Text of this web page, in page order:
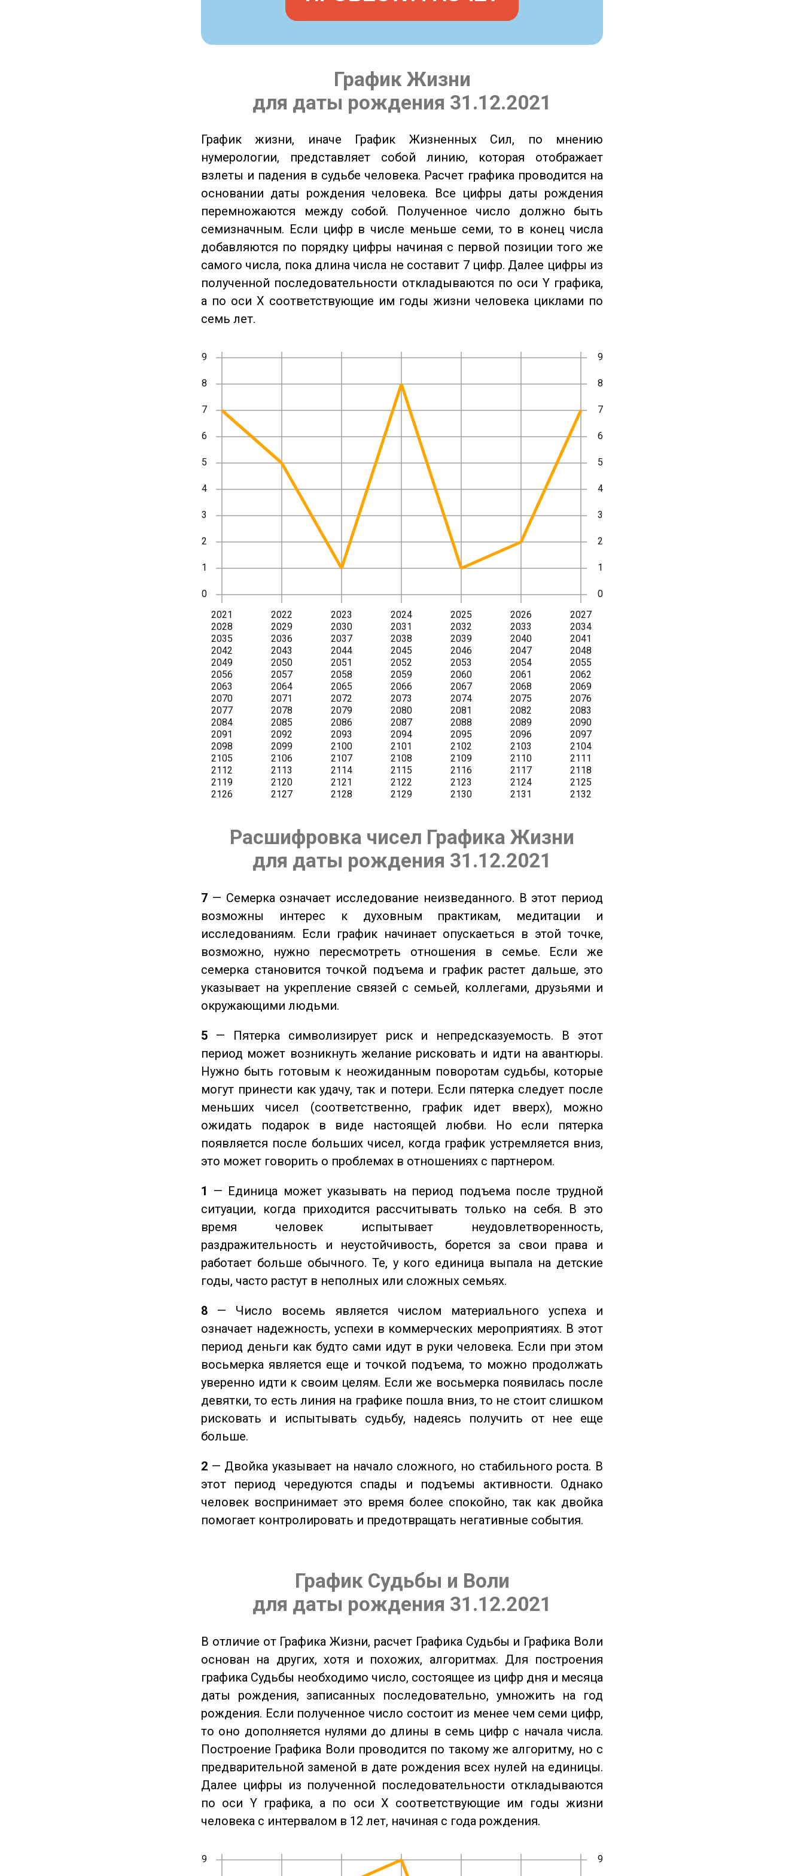
График Жизни
для даты рождения 31.12.2021
График жизни, иначе График Жизненных Сил, по мнению
нумерологии, представляет собой линию, которая отображает
взлеты и падения в судьбе человека. Расчет графика проводится на
основании даты рождения человека. Все цифры даты рождения
перемножаются между собой. Полученное число должно быть
семизначным. Если цифр в числе меньше семи, то в конец числа
добавляются по порядку цифры начиная с первой позиции того же
самого числа, пока длина числа не составит 7 цифр. Далее цифры из
полученной последовательности откладываются по оси Y графика,
а по оси X соответствующие им годы жизни человека циклами по
семь лет.
Расшифровка чисел Графика Жизни
для даты рождения 31.12.2021
7 — Семерка означает исследование неизведанного. В этот период
возможны интерес к духовным практикам, медитации и
исследованиям. Если график начинает опускаеться в этой точке,
возможно, нужно пересмотреть отношения в семье. Если же
семерка становится точкой подъема и график растет дальше, это
указывает на укрепление связей с семьей, коллегами, друзьями и
окружающими людьми.
5 — Пятерка символизирует риск и непредсказуемость. В этот
период может возникнуть желание рисковать и идти на авантюры.
Нужно быть готовым к неожиданным поворотам судьбы, которые
могут принести как удачу, так и потери. Если пятерка следует после
меньших чисел (соответственно, график идет вверх), можно
ожидать подарок в виде настоящей любви. Но если пятерка
появляется после больших чисел, когда график устремляется вниз,
это может говорить о проблемах в отношениях с партнером.
1 — Единица может указывать на период подъема после трудной
ситуации, когда приходится рассчитывать только на себя. В это
время человек испытывает неудовлетворенность,
раздражительность и неустойчивость, борется за свои права и
работает больше обычного. Те, у кого единица выпала на детские
годы, часто растут в неполных или сложных семьях.
8 — Число восемь является числом материального успеха и
означает надежность, успехи в коммерческих мероприятиях. В этот
период деньги как будто сами идут в руки человека. Если при этом
восьмерка является еще и точкой подъема, то можно продолжать
уверенно идти к своим целям. Если же восьмерка появилась после
девятки, то есть линия на графике пошла вниз, то не стоит слишком
рисковать и испытывать судьбу, надеясь получить от нее еще
больше.
2 — Двойка указывает на начало сложного, но стабильного роста. В
этот период чередуются спады и подъемы активности. Однако
человек воспринимает это время более спокойно, так как двойка
помогает контролировать и предотвращать негативные события.
График Судьбы и Воли
для даты рождения 31.12.2021
В отличие от Графика Жизни, расчет Графика Судьбы и Графика Воли
основан на других, хотя и похожих, алгоритмах. Для построения
графика Судьбы необходимо число, состоящее из цифр дня и месяца
даты рождения, записанных последовательно, умножить на год
рождения. Если полученное число состоит из менее чем семи цифр,
то оно дополняется нулями до длины в семь цифр с начала числа.
Построение Графика Воли проводится по такому же алгоритму, но с
предварительной заменой в дате рождения всех нулей на единицы.
Далее цифры из полученной последовательности откладываются
по оси Y графика, а по оси X соответствующие им годы жизни
человека с интервалом в 12 лет, начиная с года рождения.